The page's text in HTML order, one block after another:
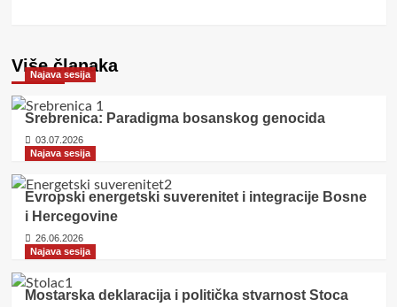
Više članaka
Najava sesija
Srebrenica: Paradigma bosanskog genocida
03.07.2026
Najava sesija
Evropski energetski suverenitet i integracije Bosne
i Hercegovine
26.06.2026
Najava sesija
Mostarska deklaracija i politička stvarnost Stoca